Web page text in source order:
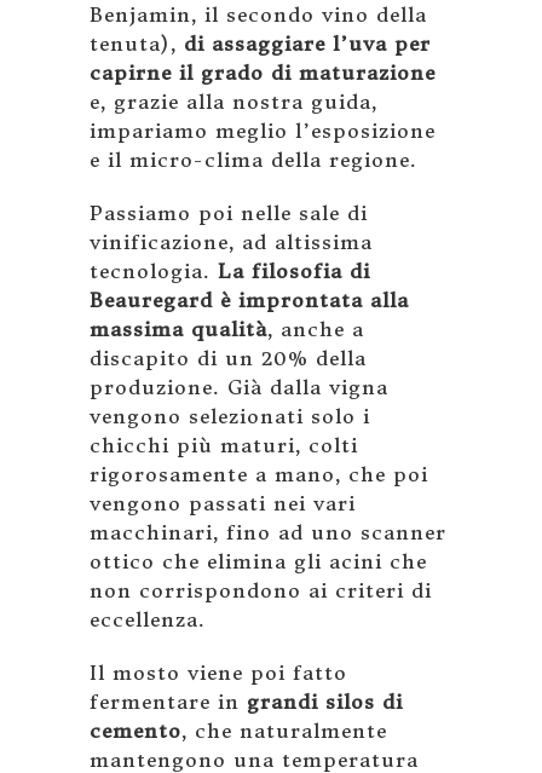
Benjamin, il secondo vino della
tenuta), di assaggiare l’uva per
capirne il grado di maturazione
e, grazie alla nostra guida,
impariamo meglio l’esposizione
e il micro-clima della regione.
Passiamo poi nelle sale di
vinificazione, ad altissima
tecnologia. La filosofia di
Beauregard è improntata alla
massima qualità, anche a
discapito di un 20% della
produzione. Già dalla vigna
vengono selezionati solo i
chicchi più maturi, colti
rigorosamente a mano, che poi
vengono passati nei vari
macchinari, fino ad uno scanner
ottico che elimina gli acini che
non corrispondono ai criteri di
eccellenza.
Il mosto viene poi fatto
fermentare in grandi silos di
cemento, che naturalmente
mantengono una temperatura